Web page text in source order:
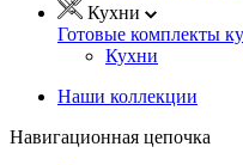
Кухни
Готовые комплекты
Кухни
Наши коллекции
Навигационная цепочка